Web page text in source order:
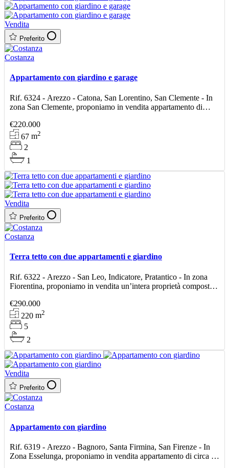
Vendita
Preferito
Costanza
Appartamento con giardino e garage
Rif. 6324 - Arezzo - Catona, San Lorentino, San Clemente - In
zona San Clemente, proponiamo in vendita appartamento di
€220.000
67m2
2
1
Vendita
Preferito
Costanza
Terra tetto con due appartamenti e giardino
Rif. 6322 - Arezzo - San Leo, Indicatore, Pratantico - In zona
Fiorentina, proponiamo in vendita un’intera proprietà composta
€290.000
220m2
5
2
Vendita
Preferito
Costanza
Appartamento con giardino
Rif. 6319 - Arezzo - Bagnoro, Santa Firmina, San Firenze - In
Zona Esselunga, proponiamo in vendita appartamento di circa 53